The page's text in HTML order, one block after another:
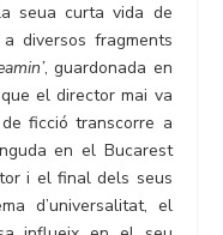
seua curta vida de
diversos fragments
, guardonada en
el director mai va
ficció transcorre a
en el Bucarest
i el final dels seus
d’universalitat, el